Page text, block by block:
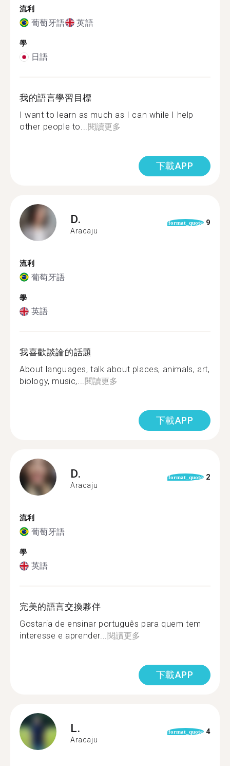
流利
葡萄牙語 英語
學
日語
我的語言學習目標
I want to learn as much as I can while I help
other people to...閱讀更多
下載APP
D.
Aracaju
format_quote 9
流利
葡萄牙語
學
英語
我喜歡談論的話題
About languages, talk about places, animals, art,
biology, music,...閱讀更多
下載APP
D.
Aracaju
format_quote 2
流利
葡萄牙語
學
英語
完美的語言交換夥伴
Gostaria de ensinar português para quem tem
interesse e aprender...閱讀更多
下載APP
L.
Aracaju
format_quote 4